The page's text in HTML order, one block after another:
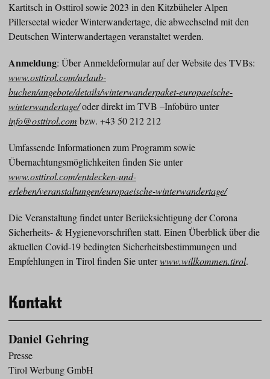
Kartitsch in Osttirol sowie 2023 in den Kitzbüheler Alpen
Pillerseetal wieder Winterwandertage, die abwechselnd mit den
Deutschen Winterwandertagen veranstaltet werden.
Anmeldung: Über Anmeldeformular auf der Website des TVBs:
www.osttirol.com/urlaub-
buchen/angebote/details/winterwanderpaket-europaeische-
winterwandertage/oder direkt im TVB –Infobüro unter
info@osttirol.com bzw. +43 50 212 212
Umfassende Informationen zum Programm sowie
Übernachtungsmöglichkeiten finden Sie unter
www.osttirol.com/entdecken-und-
erleben/veranstaltungen/europaeische-winterwandertage/
Die Veranstaltung findet unter Berücksichtigung der Corona
Sicherheits- & Hygienevorschriften statt. Einen Überblick über die
aktuellen Covid-19 bedingten Sicherheitsbestimmungen und
Empfehlungen in Tirol finden Sie unterwww.willkommen.tirol.
Kontakt
Daniel Gehring
Presse
Tirol Werbung GmbH